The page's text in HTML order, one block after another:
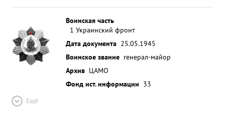
Воинская часть
1 Украинский фронт
Дата документа 25.05.1945
Воинское звание генерал-майор
Архив ЦАМО
Фонд ист. информации 33
Ещё